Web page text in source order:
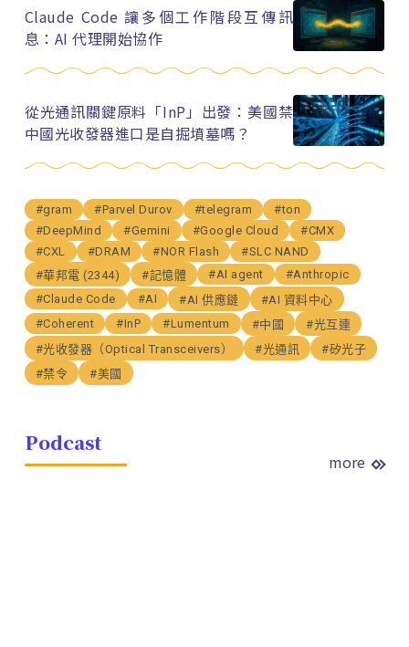
Claude Code 讓多個工作階段互傳訊
息：AI 代理開始協作
從光通訊關鍵原料「InP」出發：美國禁
中國光收發器進口是自掘墳墓嗎？
#gram #Parvel Durov #telegram
#ton
#DeepMind
#Gemini #Google Cloud
#CMX
#CXL
#DRAM #NOR Flash
#SLC NAND
#華邦電 (2344)
#記憶體 #AI agent
#Anthropic
#Claude Code
#AI #AI 供應鏈
#AI 資料中心
#Coherent
#InP #Lumentum #中國
#光互連
#光收發器（Optical Transceivers）
#光通訊
#矽光子
#禁令
#美國
Podcast
more